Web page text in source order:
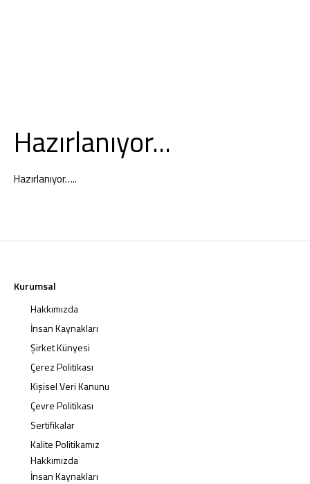
Hazırlanıyor...
Hazırlanıyor…..
Kurumsal
Hakkımızda
İnsan Kaynakları
Şirket Künyesi
Çerez Politikası
Kişisel Veri Kanunu
Çevre Politikası
Sertifikalar
Kalite Politikamız
Hakkımızda
İnsan Kaynakları